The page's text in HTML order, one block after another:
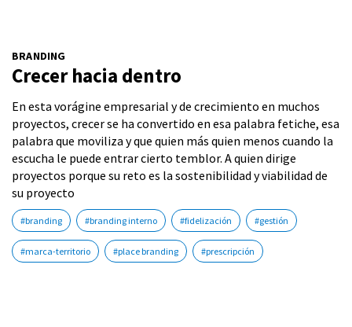
BRANDING
Crecer hacia dentro
En esta vorágine empresarial y de crecimiento en muchos
proyectos, crecer se ha convertido en esa palabra fetiche, esa
palabra que moviliza y que quien más quien menos cuando la
escucha le puede entrar cierto temblor. A quien dirige
proyectos porque su reto es la sostenibilidad y viabilidad de
su proyecto
#branding #branding interno #fidelización #gestión
#marca-territorio #place branding #prescripción